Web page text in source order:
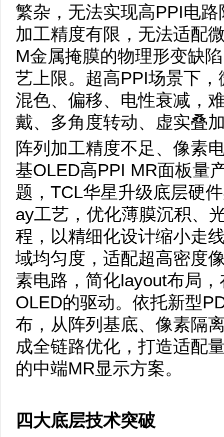
繁杂，无法实现高PPI电
加工精度有限，无法适配
M金属掩膜的物理形变缺
艺上限。超高PPI场景下
混色、偏移、电性衰减，
戴、多角度转动、虚实叠
阵列加工精度不足、像素
基OLED高PPI MR面板量
题，TCL华星升级底层硬
ay工艺，优化薄膜沉积、
程，以精细化设计缩小走
域均匀度，适配超高密度
素电路，简化layout布局
OLED的驱动。依托新型
布，从阵列基底、像素隔
成全链路优化，打造适配
的中端MR显示方案。
四大底层技术突破